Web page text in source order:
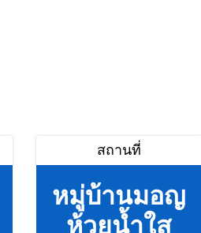
สถานที่
หมู่บ้านมอญ
ห้วยน้ำใส